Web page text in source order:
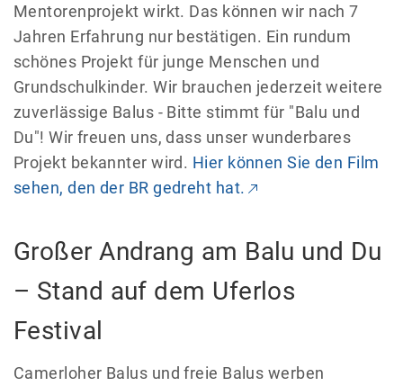
Mentorenprojekt wirkt. Das können wir nach 7
Jahren Erfahrung nur bestätigen. Ein rundum
schönes Projekt für junge Menschen und
Grundschulkinder. Wir brauchen jederzeit weitere
zuverlässige Balus - Bitte stimmt für "Balu und
Du"! Wir freuen uns, dass unser wunderbares
Projekt bekannter wird. Hier können Sie den Film
sehen, den der BR gedreht hat.
Großer Andrang am Balu und Du
– Stand auf dem Uferlos
Festival
Camerloher Balus und freie Balus werben